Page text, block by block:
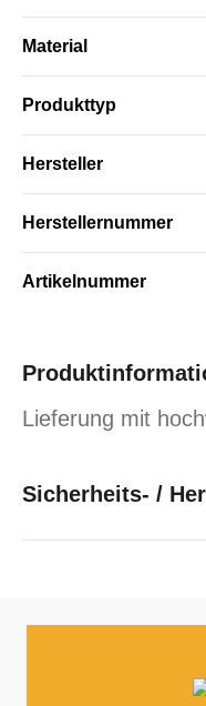
Material
Produkttyp
Hersteller
Herstellernummer
Artikelnummer
Lieferung mit
Sicherheits- /